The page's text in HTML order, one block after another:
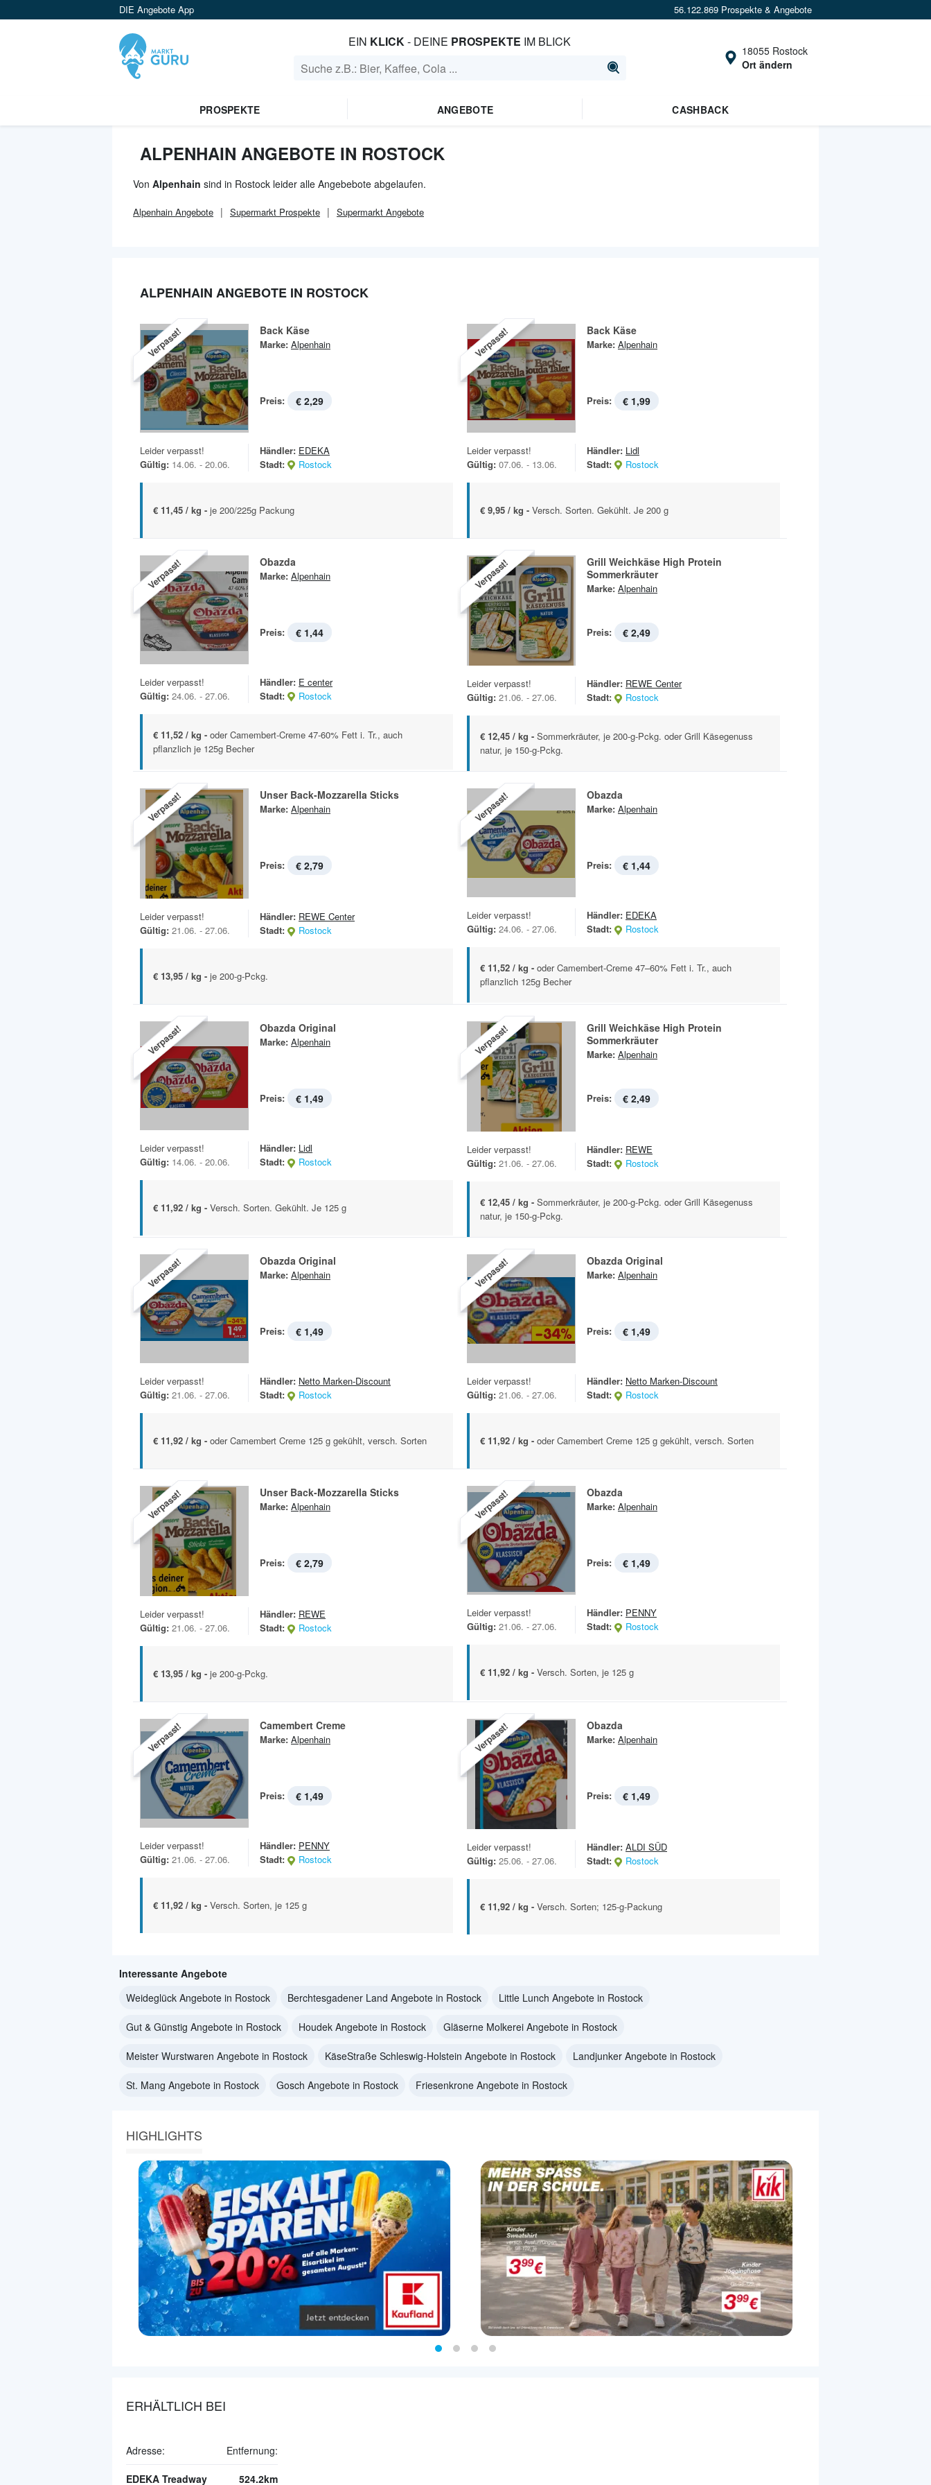
DIE Angebote App 56.122.869 Prospekte & Angebote
EIN KLICK- DEINE PROSPEKTE IM BLICK
18055 Rostock
Ort ändern
PROSPEKTE ANGEBOTE CASHBACK
ALPENHAIN ANGEBOTE IN ROSTOCK
Von Alpenhain sind in Rostock leider alle Angebebote abgelaufen.
Alpenhain Angebote Supermarkt Prospekte Supermarkt Angebote
ALPENHAIN ANGEBOTE IN ROSTOCK
Verpasst! Back­ Käse
Marke: Alpenhain
Preis: € 2,29
Leider verpasst!
Gültig: 14.06. - 20.06.
Händler: EDEKA
Stadt:
Rostock
€ 11,45 / kg - je 200/225g Packung
Verpasst! Back­ Käse
Marke: Alpenhain
Preis: € 1,99
Leider verpasst!
Gültig: 07.06. - 13.06.
Händler: Lidl
Stadt:
Rostock
€ 9,95 / kg - Versch. Sorten. Gekühlt. Je 200 g
Verpasst! Obazda
Marke: Alpenhain
Preis: € 1,44
Leider verpasst!
Gültig: 24.06. - 27.06.
Händler: E center
Stadt:
Rostock
€ 11,52 / kg - oder Camembert-Creme 47-60% Fett i. Tr., auch
pflanzlich je 125g Becher
Verpasst!
Grill Weichkäse High Protein
Sommerkräuter
Marke: Alpenhain
Preis: € 2,49
Leider verpasst!
Gültig: 21.06. - 27.06.
Händler: REWE Center
Stadt:
Rostock
€ 12,45 / kg - Sommerkräuter, je 200-g-Pckg. oder Grill Käsegenuss
natur, je 150-g-Pckg.
Verpasst! Unser Back-Mozzarella Sticks
Marke: Alpenhain
Preis: € 2,79
Leider verpasst!
Gültig: 21.06. - 27.06.
Händler: REWE Center
Stadt:
Rostock
€ 13,95 / kg - je 200-g-Pckg.
Verpasst! Obazda
Marke: Alpenhain
Preis: € 1,44
Leider verpasst!
Gültig: 24.06. - 27.06.
Händler: EDEKA
Stadt:
Rostock
€ 11,52 / kg - oder Camembert-Creme 47–60% Fett i. Tr., auch
pflanzlich 125g Becher
Verpasst! Obazda Original
Marke: Alpenhain
Preis: € 1,49
Leider verpasst!
Gültig: 14.06. - 20.06.
Händler: Lidl
Stadt:
Rostock
€ 11,92 / kg - Versch. Sorten. Gekühlt. Je 125 g
Verpasst!
Grill Weichkäse High Protein
Sommerkräuter
Marke: Alpenhain
Preis: € 2,49
Leider verpasst!
Gültig: 21.06. - 27.06.
Händler: REWE
Stadt:
Rostock
€ 12,45 / kg - Sommerkräuter, je 200-g-Pckg. oder Grill Käsegenuss
natur, je 150-g-Pckg.
Verpasst! Obazda Original
Marke: Alpenhain
Preis: € 1,49
Leider verpasst!
Gültig: 21.06. - 27.06.
Händler: Netto Marken-Discount
Stadt:
Rostock
€ 11,92 / kg - oder Camembert Creme 125 g gekühlt, versch. Sorten
Verpasst! Obazda Original
Marke: Alpenhain
Preis: € 1,49
Leider verpasst!
Gültig: 21.06. - 27.06.
Händler: Netto Marken-Discount
Stadt:
Rostock
€ 11,92 / kg - oder Camembert Creme 125 g gekühlt, versch. Sorten
Verpasst! Unser Back-Mozzarella Sticks
Marke: Alpenhain
Preis: € 2,79
Leider verpasst!
Gültig: 21.06. - 27.06.
Händler: REWE
Stadt:
Rostock
€ 13,95 / kg - je 200-g-Pckg.
Verpasst! Obazda
Marke: Alpenhain
Preis: € 1,49
Leider verpasst!
Gültig: 21.06. - 27.06.
Händler: PENNY
Stadt:
Rostock
€ 11,92 / kg - Versch. Sorten, je 125 g
Verpasst! Camembert Creme
Marke: Alpenhain
Preis: € 1,49
Leider verpasst!
Gültig: 21.06. - 27.06.
Händler: PENNY
Stadt:
Rostock
€ 11,92 / kg - Versch. Sorten, je 125 g
Verpasst! Obazda
Marke: Alpenhain
Preis: € 1,49
Leider verpasst!
Gültig: 25.06. - 27.06.
Händler: ALDI SÜD
Stadt:
Rostock
€ 11,92 / kg - Versch. Sorten; 125-g-Packung
Interessante Angebote
Weideglück Angebote in Rostock
Berchtesgadener Land Angebote in Rostock Little Lunch Angebote in Rostock
Gut & Günstig Angebote in Rostock Houdek Angebote in Rostock Gläserne Molkerei Angebote in Rostock
Meister Wurstwaren Angebote in Rostock KäseStraße Schleswig-Holstein Angebote in Rostock Landjunker Angebote in Rostock
St. Mang Angebote in Rostock Gosch Angebote in Rostock Friesenkrone Angebote in Rostock
HIGHLIGHTS
ERHÄLTLICH BEI
Adresse: Entfernung:
EDEKA Treadway 524.2km